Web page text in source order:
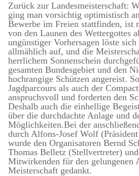
Zurück zur Landesmeisterschaft:
ging man vorsichtig optimistisch
Bewerbe im Freien stattfinden, ist
von den Launen des Wettergottes
ungünstiger Vorhersagen löste
allmählich auf, und die
herrlichem Sonnenschein
gesamten Bundesgebiet und den
hochrangige Schützen angereist.
Jagdparcours als auch der
anspruchsvoll und forderten den
Deshalb auch die einhellige
über die durchdachte Anlage und
Möglichkeiten.Bei der
durch Alfons-Josef Wolf
wurde den Organisatoren Bernd
Thomas Belletz (Stellvertreter)
Mitwirkenden für den gelungenen
Meisterschaft gedankt.